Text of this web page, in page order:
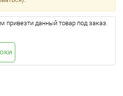
данный товар под заказ.